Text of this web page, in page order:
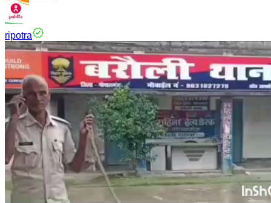
ripotra